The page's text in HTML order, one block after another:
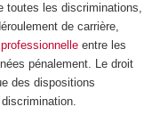
toutes les discriminations,
de carrière,
entre les
pénalement. Le droit
des dispositions